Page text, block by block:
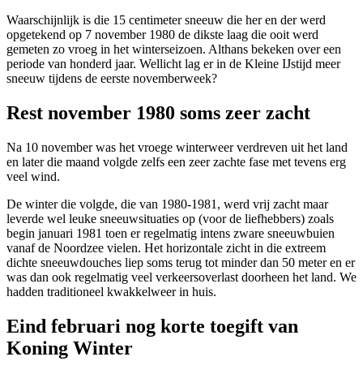
Waarschijnlijk is die 15 centimeter sneeuw die her en der werd
opgetekend op 7 november 1980 de dikste laag die ooit werd
gemeten zo vroeg in het winterseizoen. Althans bekeken over een
periode van honderd jaar. Wellicht lag er in de Kleine IJstijd meer
sneeuw tijdens de eerste novemberweek?
Rest november 1980 soms zeer zacht
Na 10 november was het vroege winterweer verdreven uit het land
en later die maand volgde zelfs een zeer zachte fase met tevens erg
veel wind.
De winter die volgde, die van 1980-1981, werd vrij zacht maar
leverde wel leuke sneeuwsituaties op (voor de liefhebbers) zoals
begin januari 1981 toen er regelmatig intens zware sneeuwbuien
vanaf de Noordzee vielen. Het horizontale zicht in die extreem
dichte sneeuwdouches liep soms terug tot minder dan 50 meter en er
was dan ook regelmatig veel verkeersoverlast doorheen het land. We
hadden traditioneel kwakkelweer in huis.
Eind februari nog korte toegift van
Koning Winter